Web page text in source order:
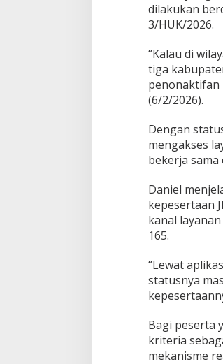
dilakukan
3/HUK/2026.
“Kalau di
tiga
penonaktifan
(6/2/2026).
Dengan
mengakses
bekerja sama
Daniel
kepesertaan
kanal
165.
“Lewat
statusnya
Bagi peserta
kriteria
mekanisme